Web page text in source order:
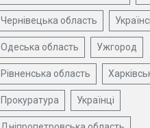
Чернівецька область
Одеська область Ужгород
Рівненська область
Прокуратура Українці